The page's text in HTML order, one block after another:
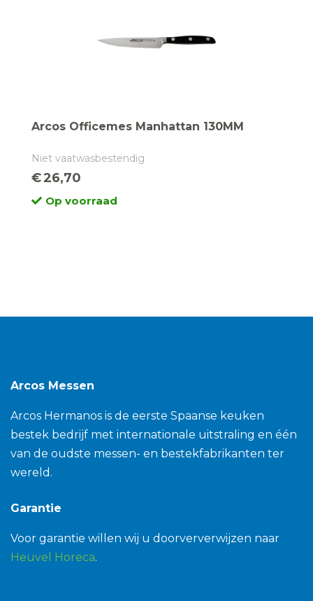
Arcos Officemes Manhattan 130MM
Niet vaatwasbestendig
€26,70
Op voorraad
Arcos Messen
Arcos Hermanos is de eerste Spaanse keuken
bestek bedrijf met internationale uitstraling en één
van de oudste messen- en bestekfabrikanten ter
wereld.
Garantie
Voor garantie willen wij u doorververwijzen naar
Heuvel Horeca.